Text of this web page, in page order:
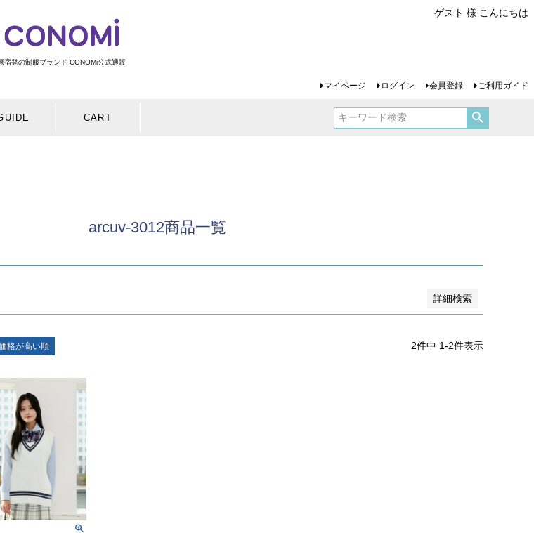
宿発の制服ブランド CONOMi公式通販
ゲスト 様 こんにちは
マイページ ログイン 会員登録 ご利用ガイド
CART
arcuv-3012商品一覧
詳細検索
優先度順
検索
格が高い順 2件中 1-2件表示